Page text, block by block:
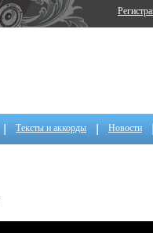
Тексты и аккорды Новости